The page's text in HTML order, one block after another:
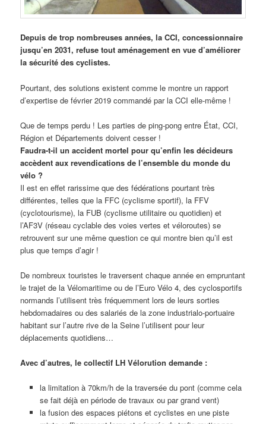
Depuis de trop nombreuses années, la CCI, concessionnaire
jusqu’en 2031, refuse tout aménagement en vue d’améliorer
la sécurité des cyclistes.
Pourtant, des solutions existent comme le montre un rapport
d’expertise de février 2019 commandé par la CCI elle-même !
Que de temps perdu ! Les parties de ping-pong entre État, CCI,
Région et Départements doivent cesser !
Faudra-t-il un accident mortel pour qu’enfin les décideurs
accèdent aux revendications de l’ensemble du monde du
vélo ?
Il est en effet rarissime que des fédérations pourtant très
différentes, telles que la FFC (cyclisme sportif), la FFV
(cyclotourisme), la FUB (cyclisme utilitaire ou quotidien) et
l’AF3V (réseau cyclable des voies vertes et véloroutes) se
retrouvent sur une même question ce qui montre bien qu’il est
plus que temps d’agir !
De nombreux touristes le traversent chaque année en empruntant
le trajet de la Vélomaritime ou de l’Euro Vélo 4, des cyclosportifs
normands l’utilisent très fréquemment lors de leurs sorties
hebdomadaires ou des salariés de la zone industrialo-portuaire
habitant sur l’autre rive de la Seine l’utilisent pour leur
déplacements quotidiens…
Avec d’autres, le collectif LH Vélorution demande :
la limitation à 70km/h de la traversée du pont (comme cela
se fait déjà en période de travaux ou par grand vent)
la fusion des espaces piétons et cyclistes en une piste